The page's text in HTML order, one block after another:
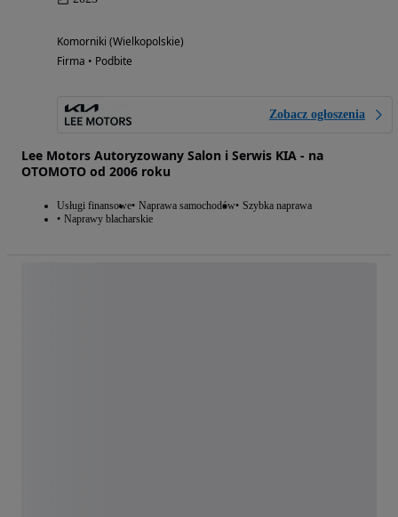
Komorniki (Wielkopolskie)
Firma • Podbite
Zobacz ogłoszenia
Lee Motors Autoryzowany Salon i Serwis KIA - na
OTOMOTO od 2006 roku
Usługi finansowe Naprawa samochodów Szybka naprawa
Naprawy blacharskie